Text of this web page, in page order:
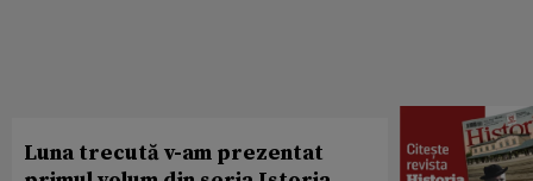
Luna trecută v-am prezentat